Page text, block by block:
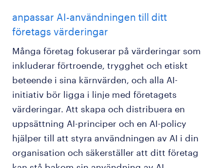
anpassar AI-användningen till ditt
företags värderingar
Många företag fokuserar på värderingar som
inkluderar förtroende, trygghet och etiskt
beteende i sina kärnvärden, och alla AI-
initiativ bör ligga i linje med företagets
värderingar. Att skapa och distribuera en
uppsättning AI-principer och en AI-policy
hjälper till att styra användningen av AI i din
organisation och säkerställer att ditt företag